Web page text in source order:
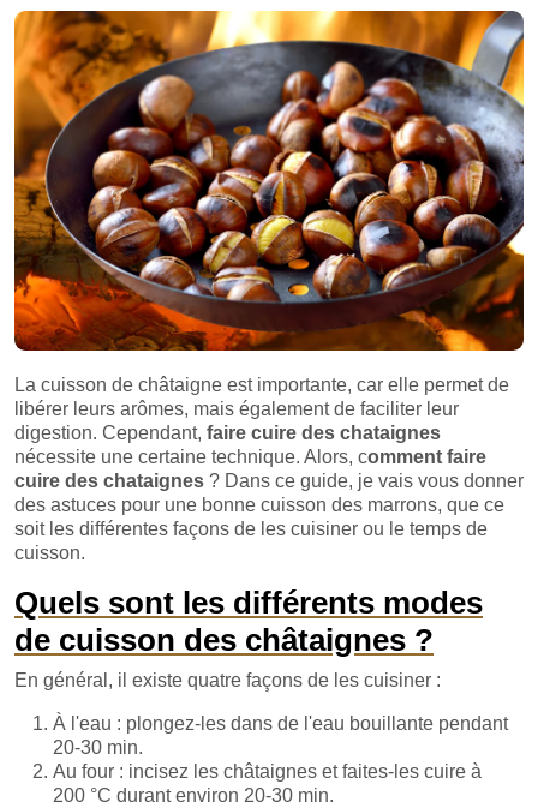
La cuisson de châtaigne est importante, car elle permet de
libérer leurs arômes, mais également de faciliter leur
digestion. Cependant, faire cuire des chataignes
nécessite une certaine technique. Alors, comment faire
cuire des chataignes ? Dans ce guide, je vais vous donner
des astuces pour une bonne cuisson des marrons, que ce
soit les différentes façons de les cuisiner ou le temps de
cuisson.
Quels sont les différents modes
de cuisson des châtaignes ?
En général, il existe quatre façons de les cuisiner :
À l'eau : plongez-les dans de l'eau bouillante pendant
20-30 min.
Au four : incisez les châtaignes et faites-les cuire à
200 °C durant environ 20-30 min.